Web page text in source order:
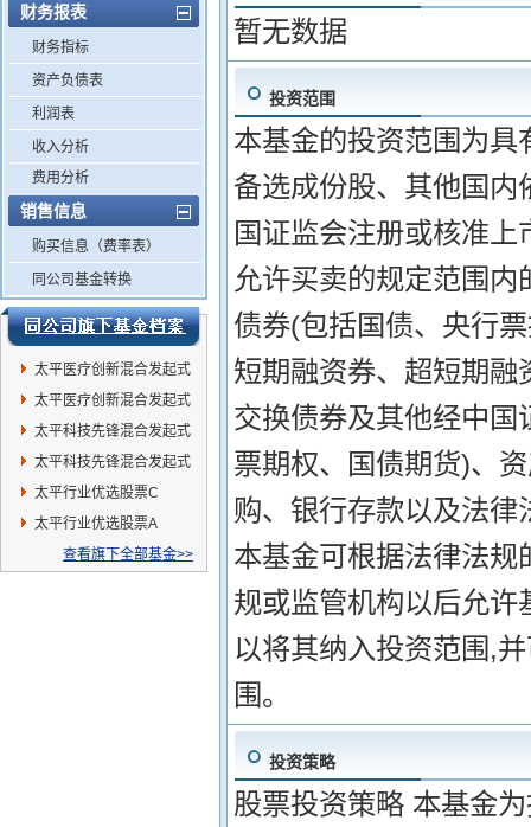
财务报表
财务指标
资产负债表
利润表
收入分析
费用分析
销售信息
购买信息（费率表）
同公司基金转换
太平医疗创新混合发起式
A
太平医疗创新混合发起式
C
太平科技先锋混合发起式
A
太平科技先锋混合发起式
C
太平行业优选股票C
太平行业优选股票A
查看旗下全部基金>>
暂无数据
投资范围
本基金的投资范围为
备选成份股、其他国
国证监会注册或核准
允许买卖的规定范围内
债券(包括国债、央行
短期融资券、超短期
交换债券及其他经中
票期权、国债期货)、
购、银行存款以及法
本基金可根据法律法
规或监管机构以后允
以将其纳入投资范围,
围。
投资策略
股票投资策略 本基金